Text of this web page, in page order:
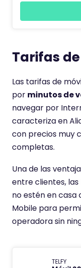
Tarifas
Las tarifas de
por minutos de
navegar por
caracteriza en
con precios muy
completas.
Una de las
entre clientes,
no estén en casa
Mobile para
operadora sin
TELFY